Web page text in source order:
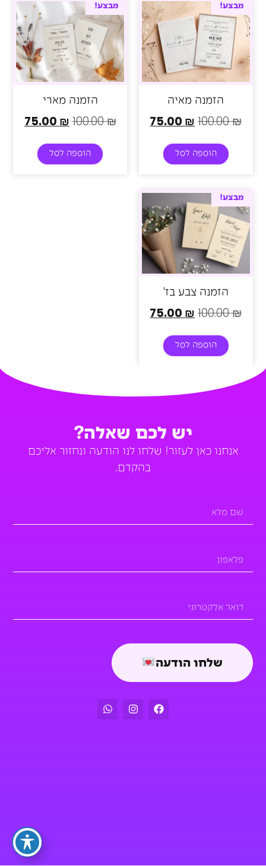
מבצע!
הזמנה מאיה
100.00₪
75.00 ₪
הוספה לסל
מבצע!
הזמנה מארי
100.00₪
75.00 ₪
הוספה לסל
מבצע!
הזמנה צבע בז'
100.00₪
75.00 ₪
הוספה לסל
יש לכם שאלה?
אנחנו כאן לעזור! שלחו לנו הודעה ונחזור אליכם
בהקדם.
שלחו הודעה